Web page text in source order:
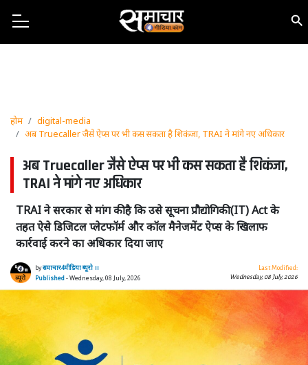
होम
digital-media
अब Truecaller जैसे ऐप्स पर भी कस सकता है शिकंजा, TRAI ने मांगे नए अधिकार
अब Truecaller जैसे ऐप्स पर भी कस सकता है शिकंजा,
TRAI ने मांगे नए अधिकार
TRAI ने सरकार से मांग की है कि उसे सूचना प्रौद्योगिकी (IT) Act के
तहत ऐसे डिजिटल प्लेटफॉर्म और कॉल मैनेजमेंट ऐप्स के खिलाफ
कार्रवाई करने का अधिकार दिया जाए
byसमाचार4मीडिया ब्यूरो ।।
Published- Wednesday, 08 July, 2026
Last Modified:
Wednesday, 08 July, 2026